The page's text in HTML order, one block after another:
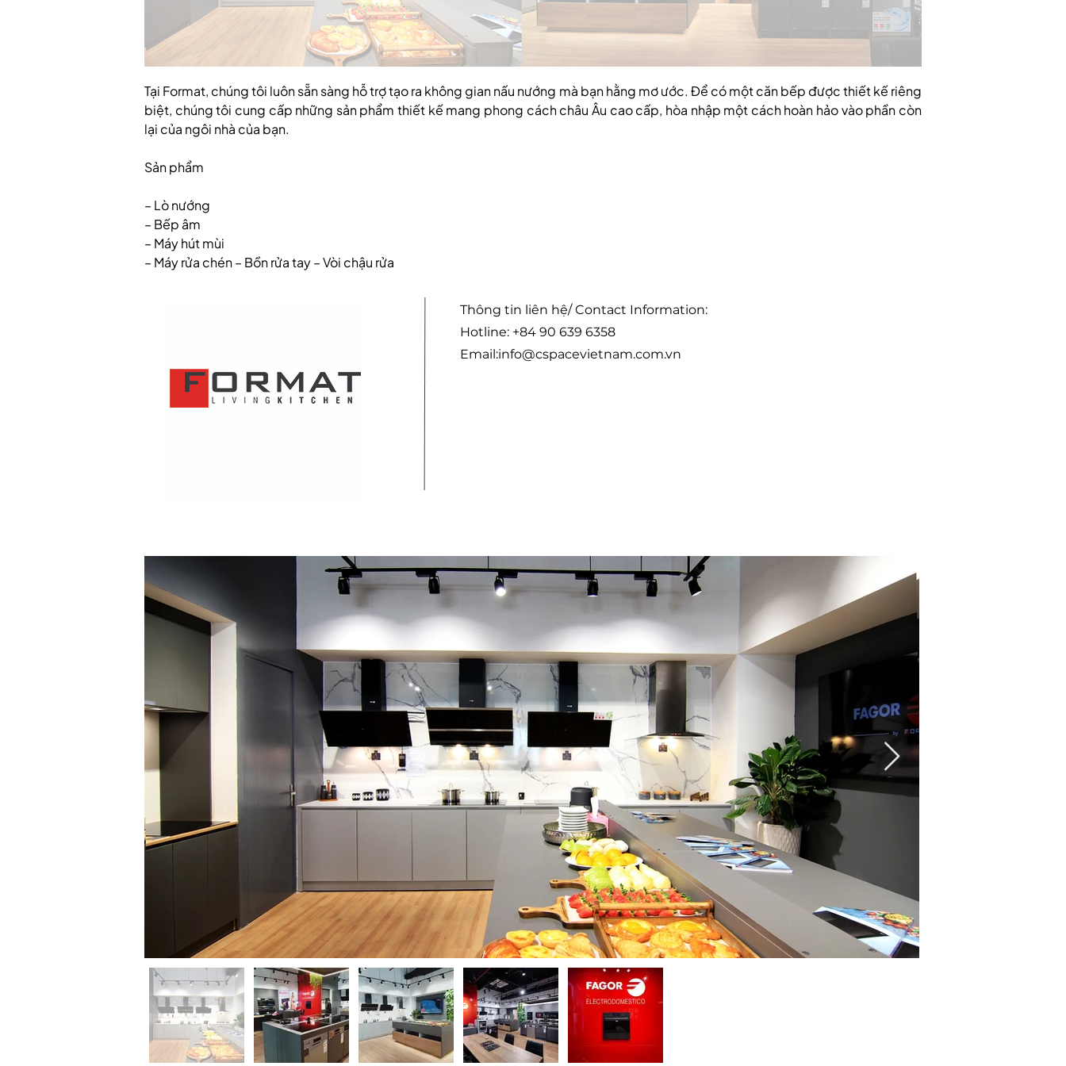
Tại Format, chúng tôi luôn sẵn sàng hỗ trợ tạo ra không gian nấu nướng mà bạn hằng mơ ước. Để có một căn bếp được thiết kế riêng
biệt, chúng tôi cung cấp những sản phẩm thiết kế mang phong cách châu Âu cao cấp, hòa nhập một cách hoàn hảo vào phần còn
lại của ngôi nhà của bạn.
Sản phẩm
– Lò nướng
– Bếp âm
– Máy hút mùi
– Máy rửa chén – Bồn rửa tay – Vòi chậu rửa
Thông tin liên hệ/ Contact Information:
Hotline: +84 90 639 6358
Email:info@cspacevietnam.com.vn